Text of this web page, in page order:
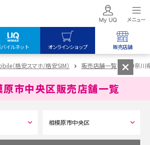
バイルネット オンラインショップ 販売店舗
ご契約の方
ジサイト
ョップ
（格安スマホ/格安SIM） 販売店舗一覧 神奈
市中央区販売店舗一覧